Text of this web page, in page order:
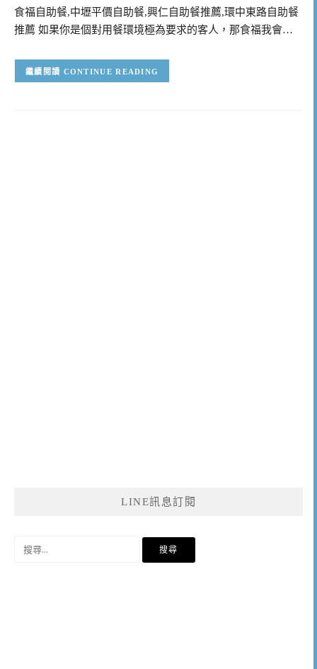
食福自助餐,中壢平價自助餐,興仁自助餐推薦,環中東路自助餐
推薦 如果你是個對用餐環境極為要求的客人，那食福我會…
CONTINUE READING
LINE訊息訂閱